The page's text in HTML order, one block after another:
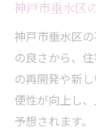
神戸市垂水区
神戸市垂水区
の良さから、
の再開発や新
便性が向上し
予想されます。